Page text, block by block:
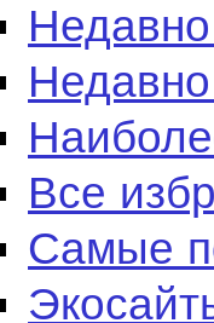
Все
Самые